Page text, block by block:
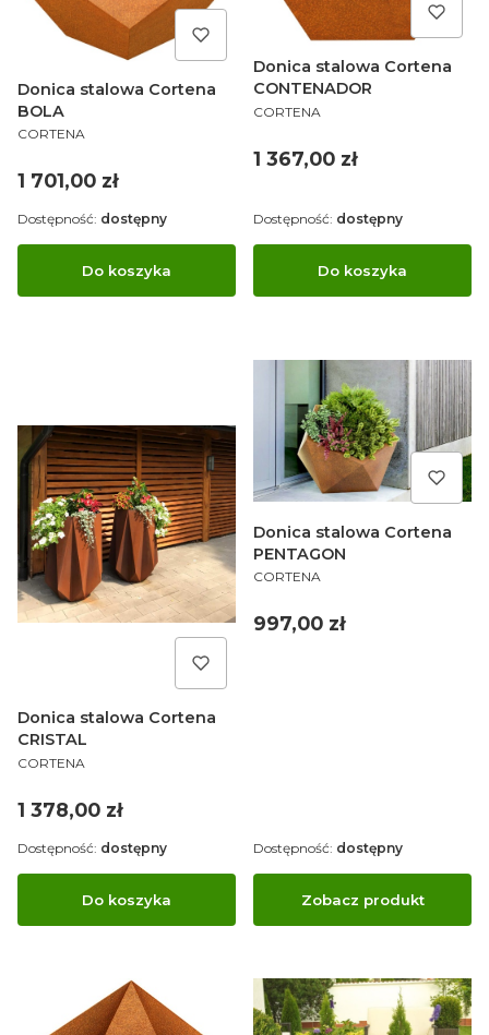
Donica stalowa Cortena
BOLA
PRODUCENT
CORTENA
Cena
1 701,00 zł
Do koszyka
Dostępność: dostępny
Donica stalowa Cortena
CONTENADOR
PRODUCENT
CORTENA
Cena
1 367,00 zł
Do koszyka
Dostępność: dostępny
Donica stalowa Cortena
CRISTAL
PRODUCENT
CORTENA
Cena
1 378,00 zł
Do koszyka
Dostępność: dostępny
Donica stalowa Cortena
PENTAGON
PRODUCENT
CORTENA
Cena
997,00 zł
Zobacz produkt
Dostępność: dostępny